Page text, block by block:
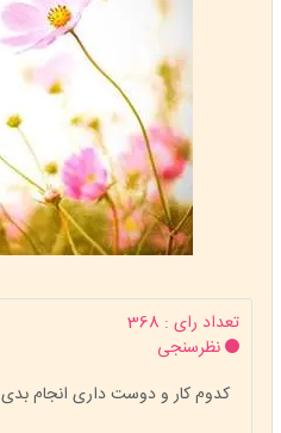
تعداد رای : 368
نظرسنجی
کدوم کار و دوست داری انجام بدی